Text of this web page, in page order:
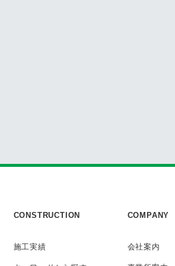
CONSTRUCTION
施工実績
COMPANY
会社案内